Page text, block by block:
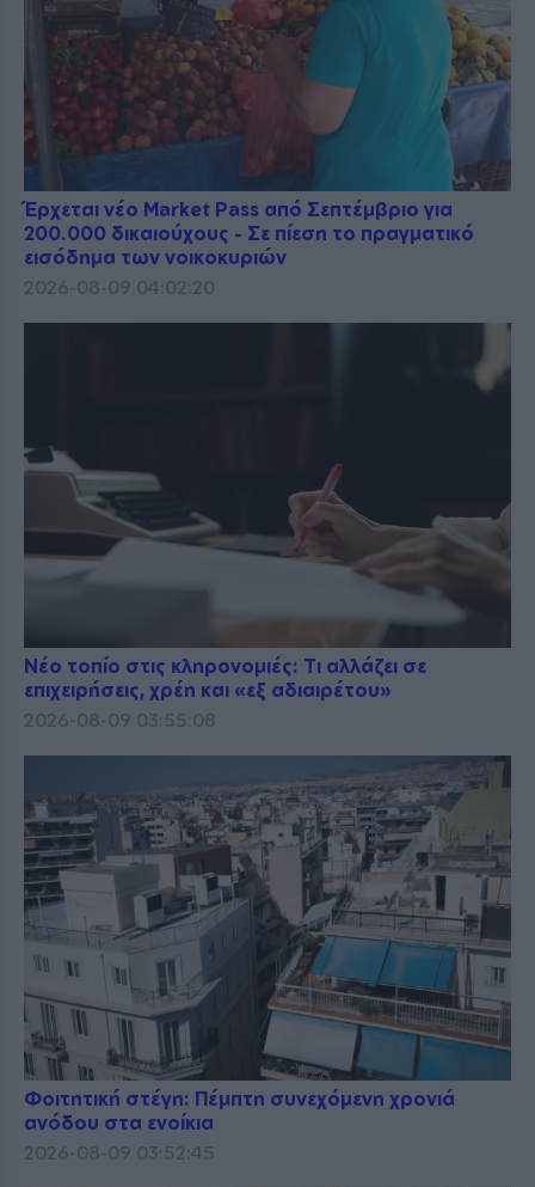
Έρχεται νέο Market Pass από Σεπτέμβριο για
200.000 δικαιούχους - Σε πίεση το πραγματικό
εισόδημα των νοικοκυριών
2026-08-09 04:02:20
Νέο τοπίο στις κληρονομιές: Τι αλλάζει σε
επιχειρήσεις, χρέη και «εξ αδιαιρέτου»
2026-08-09 03:55:08
Φοιτητική στέγη: Πέμπτη συνεχόμενη χρονιά
ανόδου στα ενοίκια
2026-08-09 03:52:45